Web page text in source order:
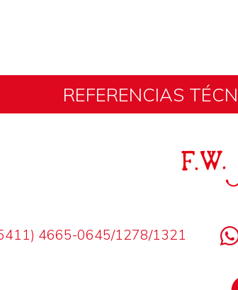
REFERENCIAS
4665-0645/1278/1321